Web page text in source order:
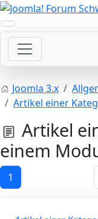
Joomla 3.x
Artikel einer
Artikel
einem
1